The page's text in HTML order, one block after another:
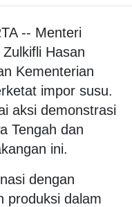
-- Menteri
Hasan
Kementerian
impor susu.
aksi demonstrasi
Tengah dan
ini.
dengan
produksi dalam